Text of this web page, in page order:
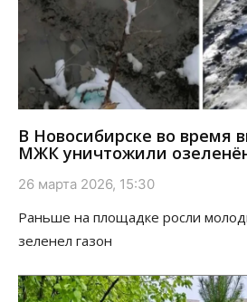
В Новосибирске во время
МЖК уничтожили
26 марта 2026, 15:30
Раньше на площадке росли
зеленел газон